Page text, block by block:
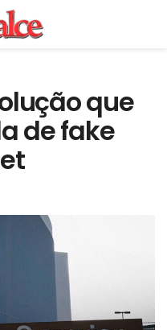
que
de fake